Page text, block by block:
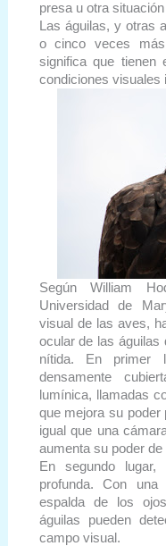
presa u otra
Las águilas, y otras
o cinco veces
significa que
condiciones visuales
Según William
Universidad de
visual de las aves,
ocular de las águilas
nítida. En primer
densamente
lumínica, llamadas
que mejora su poder
igual que una
aumenta su poder de
En segundo
profunda. Con
espalda de los
águilas pueden
campo visual.